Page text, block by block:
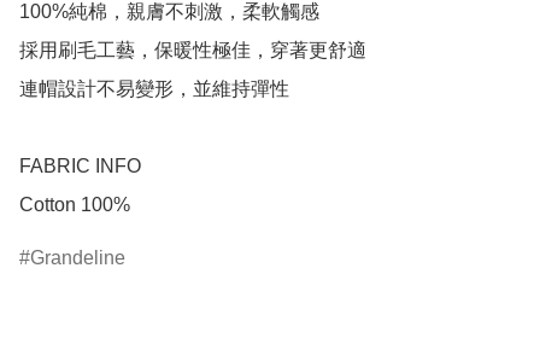
100%純棉，親膚不刺激，柔軟觸感
採用刷毛工藝，保暖性極佳，穿著更舒適
連帽設計不易變形，並維持彈性
FABRIC INFO
Cotton 100%
Grandeline